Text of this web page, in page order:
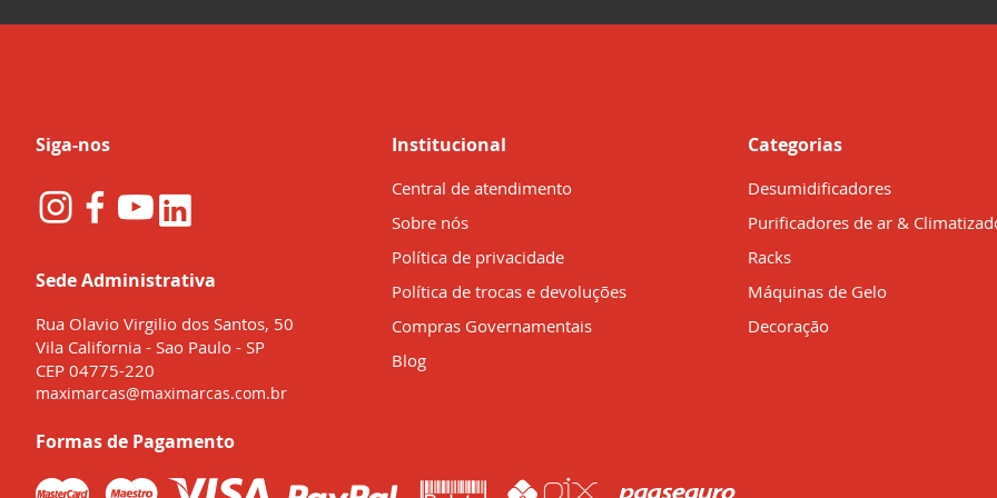
Siga-nos
Sede Administrativa
Rua Olavio Virgilio dos Santos, 50
Vila California - Sao Paulo - SP
CEP 04775-220
maximarcas@maximarcas.com.br
Institucional
Central de atendimento
Sobre nós
Política de privacidade
Política de trocas e devoluções
Compras Governamentais
Blog
Categorias
Desumidificadores
Purificadores de ar &
Racks
Máquinas de Gelo
Decoração
Formas de Pagamento